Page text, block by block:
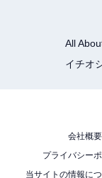
All
イチオ
会社概要
プライバシー
当サイトの情報に